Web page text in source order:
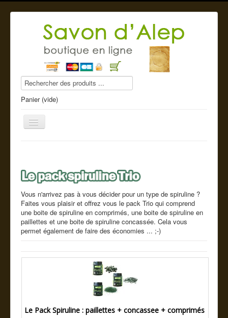
Panier (vide)
Savon d'Alep
Produits beauté
Compléments alimentaires
Cde tel
Vous n'arrivez pas à vous décider pour un type de spiruline ?
Faites vous plaisir et offrez vous le pack Trio qui comprend
une boite de spiruline en comprimés, une boite de spiruline en
paillettes et une boite de spiruline concassée. Cela vous
permet également de faire des économies ... ;-)
Le Pack Spiruline : paillettes + concassee + comprimés